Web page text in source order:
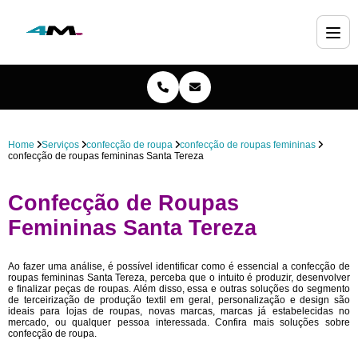
Home Serviços confecção de roupa
confecção de roupas femininas
confecção de roupas femininas Santa Tereza
Confecção de Roupas
Femininas Santa Tereza
Ao fazer uma análise, é possível identificar como é essencial a confecção de
roupas femininas Santa Tereza, perceba que o intuito é produzir, desenvolver
e finalizar peças de roupas. Além disso, essa e outras soluções do segmento
de terceirização de produção textil em geral, personalização e design são
ideais para lojas de roupas, novas marcas, marcas já estabelecidas no
mercado, ou qualquer pessoa interessada. Confira mais soluções sobre
confecção de roupa.